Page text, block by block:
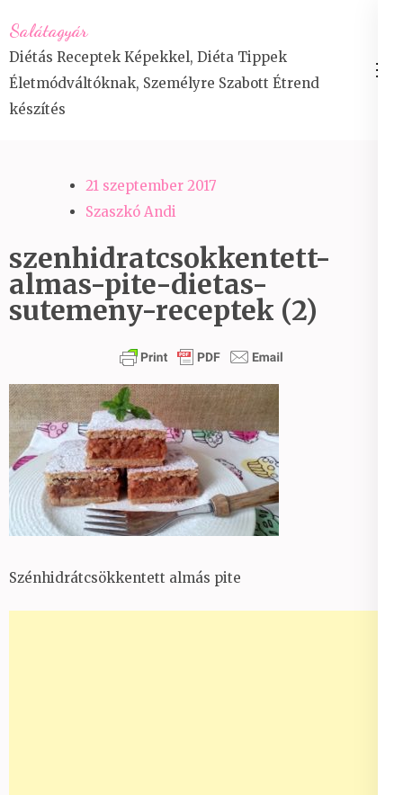
to
content
(Press
Enter)
Salátagyár
Diétás Receptek Képekkel, Diéta Tippek
Életmódváltóknak, Személyre Szabott Étrend
készítés
21 szeptember 2017
Szaszkó Andi
szenhidratcsokkentett-
almas-pite-dietas-
sutemeny-receptek (2)
Szénhidrátcsökkentett almás pite